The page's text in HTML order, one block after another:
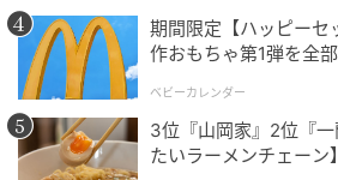
いたくなる危険性があるかもしれ
今回はダイソーの『シール帳 白無
ました。
シール帳って、子どもの頃に使っ
期間限定【ハッピー
作おもちゃ第1弾を全
ベビーカレンダー
3位『山岡家』2位『
たいラーメンチェー